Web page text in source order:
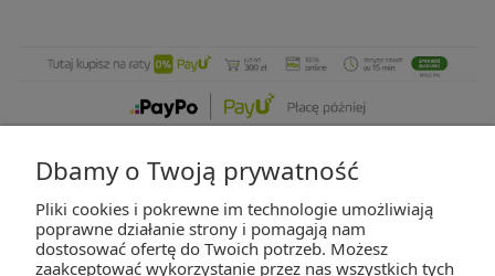
ZAKUPY
Dbamy o Twoją prywatność
Pliki cookies i pokrewne im technologie umożliwiają
poprawne działanie strony i pomagają nam
dostosować ofertę do Twoich potrzeb. Możesz
zaakceptować wykorzystanie przez nas wszystkich tych